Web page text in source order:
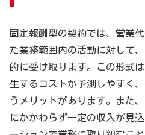
固定報酬型の契約では、営業
た業務範囲内の活動に対して
的に受け取ります。この形式
生するコストが予測しやすく
うメリットがあります。また
にかかわらず一定の収入が見